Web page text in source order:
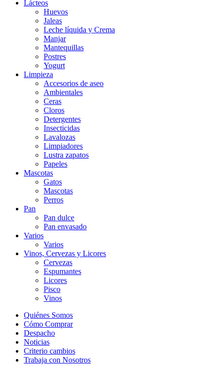
Lácteos
Huevos
Jaleas
Leche líquida y Crema
Manjar
Mantequillas
Postres
Yogurt
Limpieza
Accesorios de aseo
Ambientales
Ceras
Cloros
Detergentes
Insecticidas
Lavalozas
Limpiadores
Lustra zapatos
Papeles
Mascotas
Gatos
Mascotas
Perros
Pan
Pan dulce
Pan envasado
Varios
Varios
Vinos, Cervezas y Licores
Cervezas
Espumantes
Licores
Pisco
Vinos
Quiénes Somos
Cómo Comprar
Despacho
Noticias
Criterio cambios
Trabaja con Nosotros